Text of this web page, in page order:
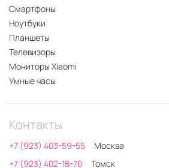
Смартфоны
Ноутбуки
Планшеты
Телевизоры
Мониторы Xiaomi
Умные часы
Контакты
+7 (923) 403-59-55
Москва
+7 (923) 402-18-70
Томск